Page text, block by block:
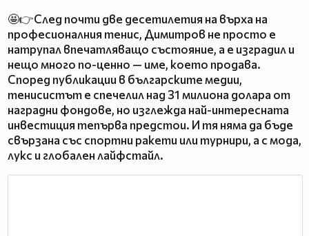
🤩👉След почти две десетилетия на върха на
професионалния тенис, Димитров не просто е
натрупал впечатляващо състояние, а е изградил и
нещо много по-ценно — име, което продава.
Според публикации в българските медии,
тенисистът е спечелил над 31 милиона долара от
наградни фондове, но изглежда най-интересната
инвестиция тепърва предстои. И тя няма да бъде
свързана със спортни ракети или турнири, а с мода,
лукс и глобален лайфстайл.